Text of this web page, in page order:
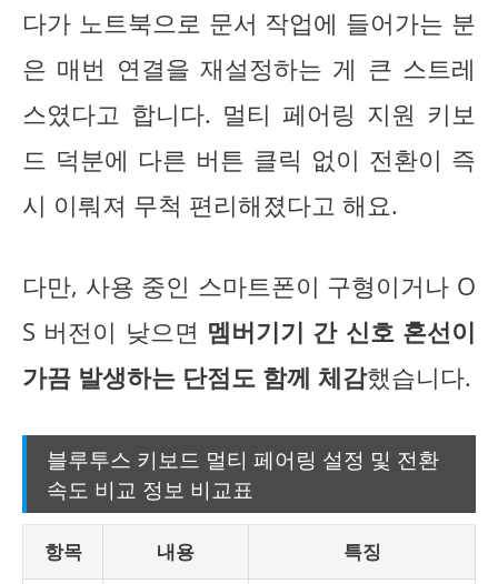
다가 노트북으로 문서 작업에 들어가는 분
은 매번 연결을 재설정하는 게 큰 스트레
스였다고 합니다. 멀티 페어링 지원 키보
드 덕분에 다른 버튼 클릭 없이 전환이 즉
시 이뤄져 무척 편리해졌다고 해요.
다만, 사용 중인 스마트폰이 구형이거나 O
S 버전이 낮으면 멤버기기 간 신호 혼선이
가끔 발생하는 단점도 함께 체감했습니다.
블루투스 키보드 멀티 페어링 설정 및 전환
속도 비교 정보 비교표
항목 내용 특징